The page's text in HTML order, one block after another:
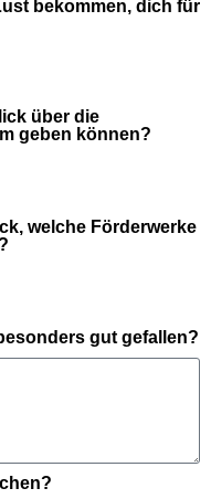
bekommen, dich für
über die
geben können?
welche Förderwerke
gut gefallen?